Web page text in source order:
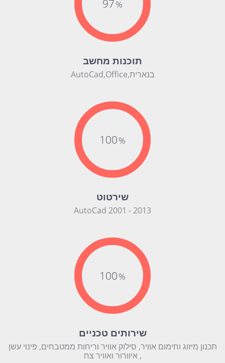
97
תוכנות מחשב
בנארית,AutoCad,Office
100
שירטוט
AutoCad 2001 - 2013
100
שירותים טכניים
תכנון מיזוג וחימום אוויר, סילוק אוויר וריחות ממטבחים, פינוי עשן
, איוורור ואוויר צח